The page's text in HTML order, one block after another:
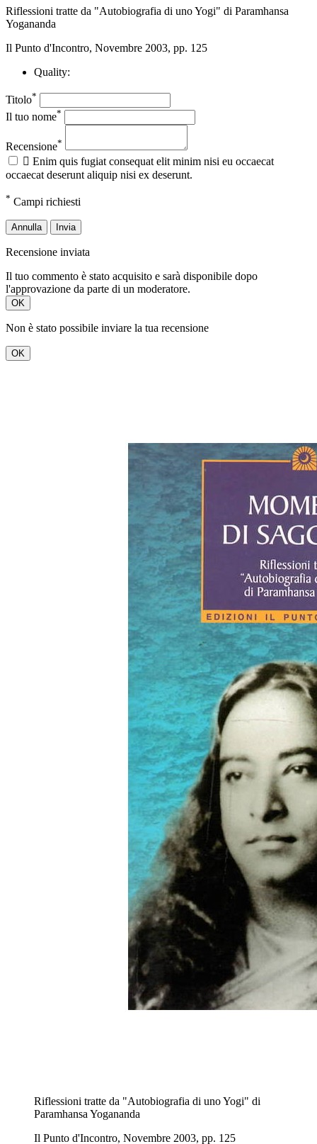
Riflessioni tratte da "Autobiografia di uno Yogi" di Paramhansa
Yogananda
Il Punto d'Incontro, Novembre 2003, pp. 125
Quality:
Titolo*
Il tuo nome*
Recensione*
 Enim quis fugiat consequat elit minim nisi eu occaecat
occaecat deserunt aliquip nisi ex deserunt.
* Campi richiesti
Annulla Invia
Recensione inviata
Il tuo commento è stato acquisito e sarà disponibile dopo
l'approvazione da parte di un moderatore.
OK
Non è stato possibile inviare la tua recensione
OK
Riflessioni tratte da "Autobiografia di uno Yogi" di
Paramhansa Yogananda
Il Punto d'Incontro, Novembre 2003, pp. 125